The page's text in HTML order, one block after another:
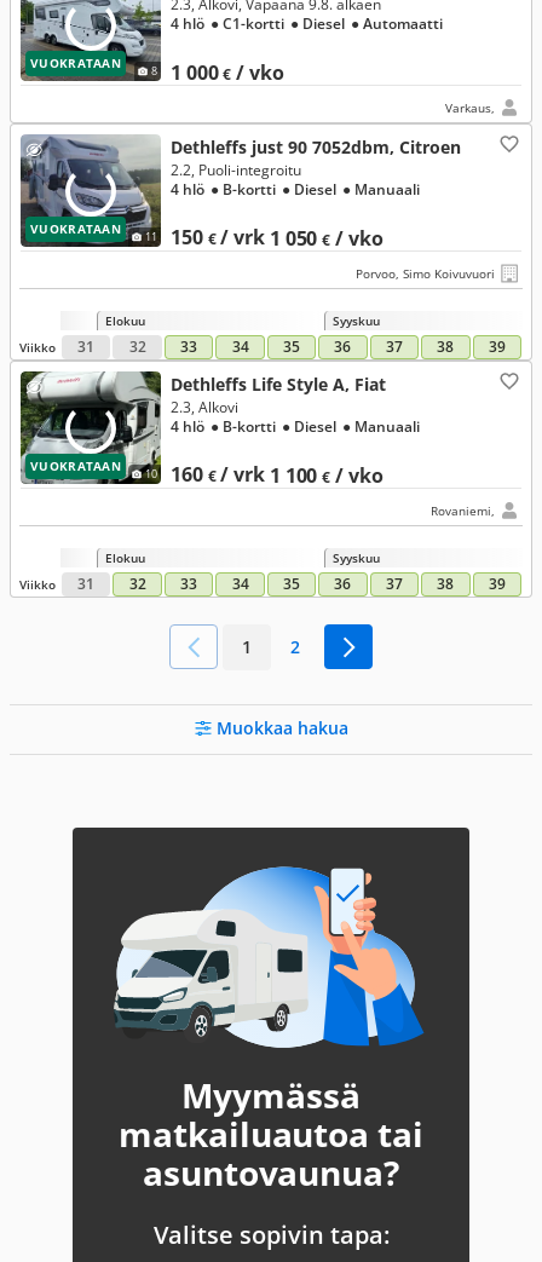
VUOKRATAAN 8 1 000€ / vko
2.3, Alkovi, Vapaana 9.8. alkaen
4 hlö ● C1-kortti ● Diesel ● Automaatti
Varkaus,
VUOKRATAAN 11
Dethleffs just 90 7052dbm, Citroen
150 €/ vrk 1 050€ / vko
2.2, Puoli-integroitu
4 hlö ● B-kortti ● Diesel ● Manuaali
Porvoo, Simo Koivuvuori
Elokuu
Syyskuu
Viikko
31 32 33 34 35 36 37 38 39
VUOKRATAAN 10
Dethleffs Life Style A, Fiat
160 €/ vrk 1 100€ / vko
2.3, Alkovi
4 hlö ● B-kortti ● Diesel ● Manuaali
Rovaniemi,
Elokuu
Syyskuu
Viikko
31 32 33 34 35 36 37 38 39
1 2
Muokkaa hakua
Myymässä
matkailuautoa tai
asuntovaunua?
Valitse sopivin tapa: